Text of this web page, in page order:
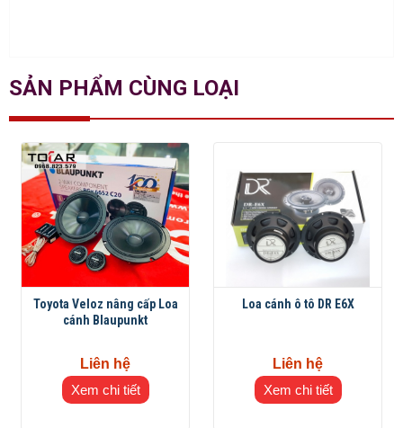
SẢN PHẨM CÙNG LOẠI
Toyota Veloz nâng cấp Loa
cánh Blaupunkt
Liên hệ
Xem chi tiết
Loa cánh ô tô DR E6X
Liên hệ
Xem chi tiết